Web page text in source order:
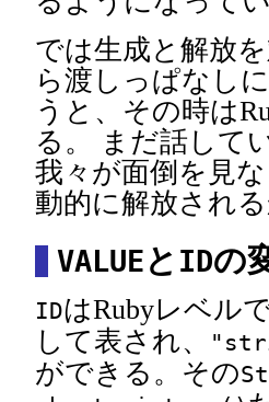
では生成と解放
ら渡しっぱなし
うと、その時は
る。 まだ話して
我々が面倒を見
動的に解放される
VALUEと IDの
IDはRubyレベル
して表され、
ができる。その